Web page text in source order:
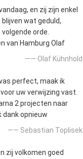
en zij zijn enkel
wat geduld,
orde.
van Hamburg Olaf
—— Olaf Kühnhold
perfect, maak ik
uw verwijzing vast.
2 projecten naar
dank opnieuw
—— Sebastian Toplisek
zij volkomen goed